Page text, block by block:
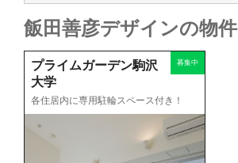
飯田善彦デザインの物件
プライムガーデン駒沢
大学
各住居内に専用駐輪スペース付き！
募集中